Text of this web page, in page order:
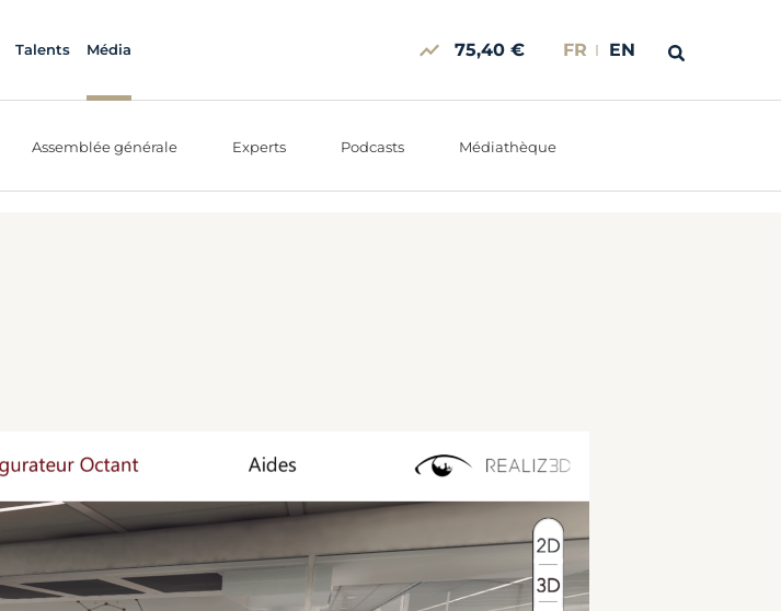
Talents Média 75,40 € FR EN
Assemblée générale Experts Podcasts Médiathèque